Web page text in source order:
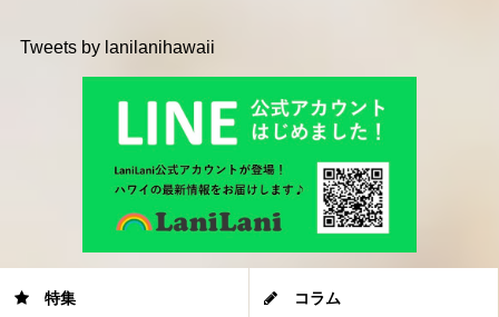
Tweets by lanilanihawaii
特集 コラム